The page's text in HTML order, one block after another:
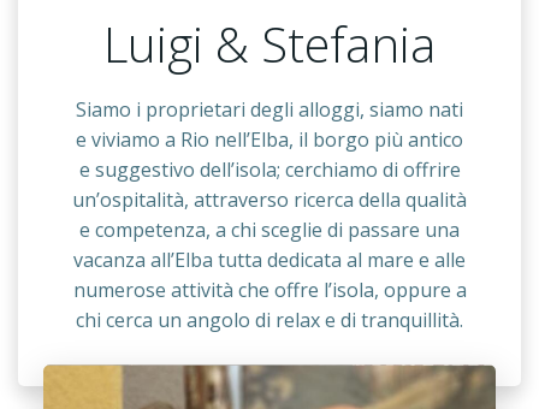
Luigi & Stefania
Siamo i proprietari degli alloggi, siamo nati
e viviamo a Rio nell’Elba, il borgo più antico
e suggestivo dell’isola; cerchiamo di offrire
un’ospitalità, attraverso ricerca della qualità
e competenza, a chi sceglie di passare una
vacanza all’Elba tutta dedicata al mare e alle
numerose attività che offre l’isola, oppure a
chi cerca un angolo di relax e di tranquillità.